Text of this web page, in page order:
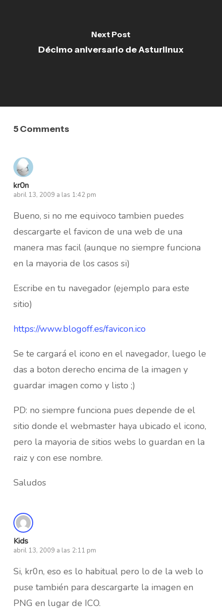
Next Post
Décimo aniversario de Asturlinux
5 Comments
kr0n
abril 13, 2009 a las 1:42 pm
Bueno, si no me equivoco tambien puedes
descargarte el favicon de una web de una
manera mas facil (aunque no siempre funciona
en la mayoria de los casos si)
Escribe en tu navegador (ejemplo para este
sitio)
https://www.blogoff.es/favicon.ico
Se te cargará el icono en el navegador, luego le
das a boton derecho encima de la imagen y
guardar imagen como y listo ;)
PD: no siempre funciona pues depende de el
sitio donde el webmaster haya ubicado el icono,
pero la mayoria de sitios webs lo guardan en la
raiz y con ese nombre.
Saludos
Kids
abril 13, 2009 a las 2:11 pm
Si, kr0n, eso es lo habitual pero lo de la web lo
puse también para descargarte la imagen en
PNG en lugar de ICO.